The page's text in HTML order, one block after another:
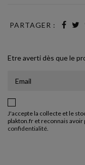
PARTAGER :
Etre averti dès que le
J'accepte la collecte et le
plakton.fr et reconnais avoir
confidentialité.